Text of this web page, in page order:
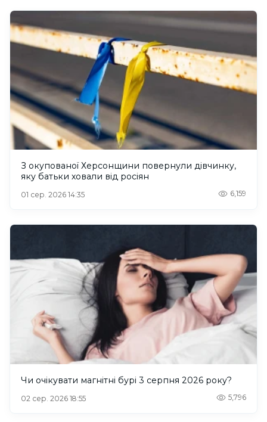
З окупованої Херсонщини повернули дівчинку,
яку батьки ховали від росіян
01 сер. 2026 14:35 6,159
Чи очікувати магнітні бурі 3 серпня 2026 року?
02 сер. 2026 18:55 5,796